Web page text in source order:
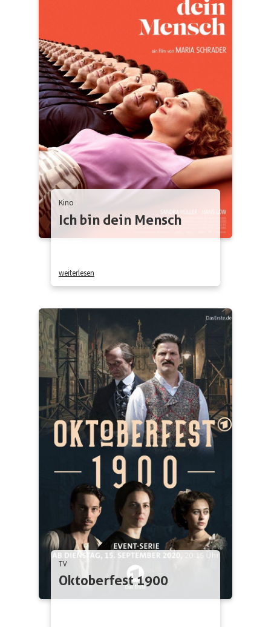
Kino
Ich bin dein Mensch
weiterlesen
TV
Oktoberfest 1900